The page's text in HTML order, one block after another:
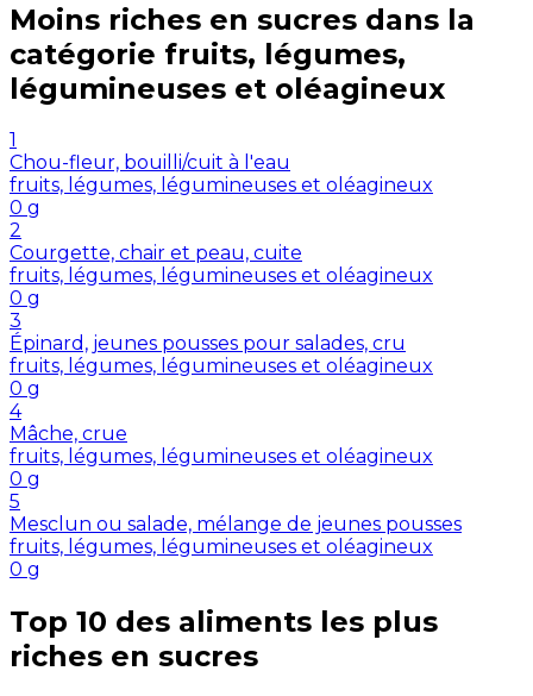
Moins riches en sucres dans la
catégorie fruits, légumes,
légumineuses et oléagineux
1
Chou-fleur, bouilli/cuit à l'eau
fruits, légumes, légumineuses et oléagineux
0 g
2
Courgette, chair et peau, cuite
fruits, légumes, légumineuses et oléagineux
0 g
3
Épinard, jeunes pousses pour salades, cru
fruits, légumes, légumineuses et oléagineux
0 g
4
Mâche, crue
fruits, légumes, légumineuses et oléagineux
0 g
5
Mesclun ou salade, mélange de jeunes pousses
fruits, légumes, légumineuses et oléagineux
0 g
Top 10 des aliments les plus
riches en sucres